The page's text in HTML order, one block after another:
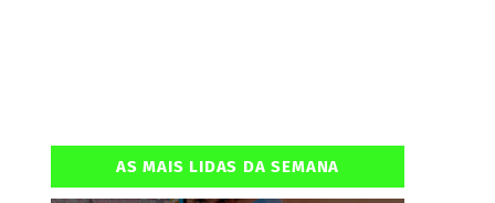
AS MAIS LIDAS DA SEMANA